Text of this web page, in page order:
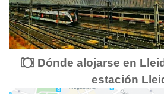
Dónde alojarse en
estación